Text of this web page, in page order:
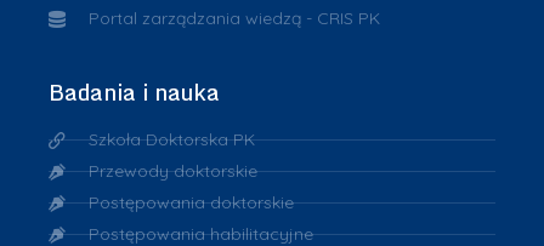
Portal zarządzania wiedzą - CRIS PK
Badania i nauka
Szkoła Doktorska PK
Przewody doktorskie
Postępowania doktorskie
Postępowania habilitacyjne